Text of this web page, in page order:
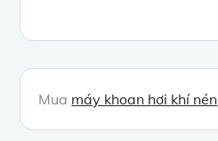
Mua máy khoan hơi khí nén